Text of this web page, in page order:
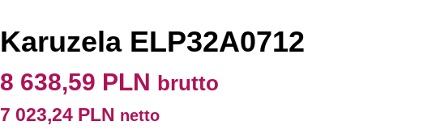
Karuzela ELP32A0712
8 638,59 PLN brutto
7 023,24 PLN netto